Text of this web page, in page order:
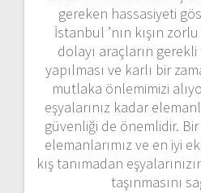
gereken hassasiyeti
İstanbul ’nın kışın
dolayı araçların gerekli
yapılması ve karlı bir
mutlaka önlemimizi
eşyalarınız kadar
güvenliği de önemlidir.
elemanlarımız ve en iyi
kış tanımadan
taşınmasını